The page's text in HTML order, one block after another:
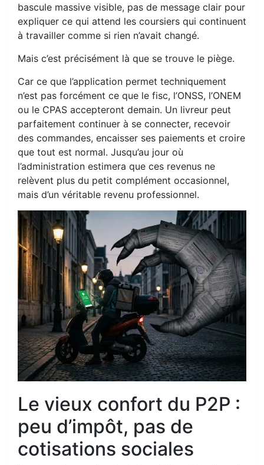
bascule massive visible, pas de message clair pour
expliquer ce qui attend les coursiers qui continuent
à travailler comme si rien n’avait changé.
Mais c’est précisément là que se trouve le piège.
Car ce que l’application permet techniquement
n’est pas forcément ce que le fisc, l’ONSS, l’ONEM
ou le CPAS accepteront demain. Un livreur peut
parfaitement continuer à se connecter, recevoir
des commandes, encaisser ses paiements et croire
que tout est normal. Jusqu’au jour où
l’administration estimera que ces revenus ne
relèvent plus du petit complément occasionnel,
mais d’un véritable revenu professionnel.
Le vieux confort du P2P :
peu d’impôt, pas de
cotisations sociales